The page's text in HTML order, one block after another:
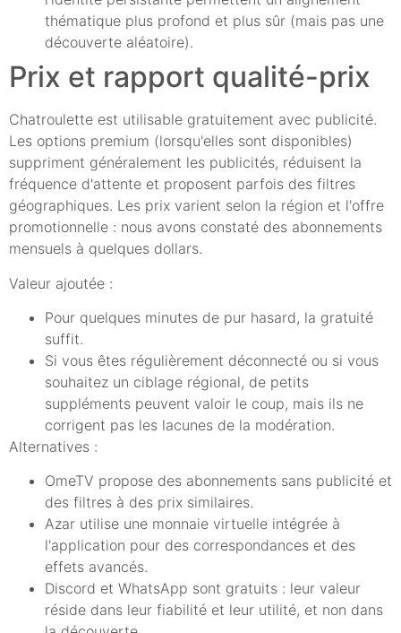
thématique plus profond et plus sûr (mais pas une
découverte aléatoire).
Prix et rapport qualité-prix
Chatroulette est utilisable gratuitement avec publicité.
Les options premium (lorsqu'elles sont disponibles)
suppriment généralement les publicités, réduisent la
fréquence d'attente et proposent parfois des filtres
géographiques. Les prix varient selon la région et l'offre
promotionnelle : nous avons constaté des abonnements
mensuels à quelques dollars.
Valeur ajoutée :
Pour quelques minutes de pur hasard, la gratuité
suffit.
Si vous êtes régulièrement déconnecté ou si vous
souhaitez un ciblage régional, de petits
suppléments peuvent valoir le coup, mais ils ne
corrigent pas les lacunes de la modération.
Alternatives :
OmeTV propose des abonnements sans publicité et
des filtres à des prix similaires.
Azar utilise une monnaie virtuelle intégrée à
l'application pour des correspondances et des
effets avancés.
Discord et WhatsApp sont gratuits : leur valeur
réside dans leur fiabilité et leur utilité, et non dans